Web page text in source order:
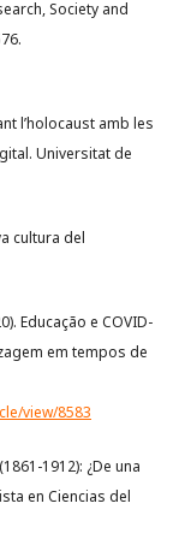
Society and
l’holocaust amb les
Universitat de
cultura del
Educação e COVID-
em tempos de
view/8583
1912): ¿De una
en Ciencias del